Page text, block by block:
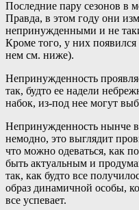
Последние пару сезонов
Правда, в этом году они
непринужденными и не
Кроме того, у них
нем см. ниже).
Непринужденность
так, будто ее надели
набок, из-под нее могут
Непринужденность нынче
немодно, это выглядит
что можно одеваться, как
быть актуальным и
так, как будто все
образ динамичной особы,
все успевает.